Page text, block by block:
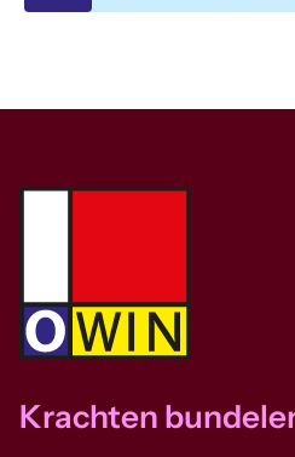
Krachten